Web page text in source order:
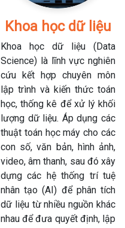
Khoa học dữ liệu
Khoa học dữ liệu (Data
Science) là lĩnh vực nghiên
cứu kết hợp chuyên môn
lập trình và kiến thức toán
học, thống kê để xử lý khối
lượng dữ liệu. Áp dụng các
thuật toán học máy cho các
con số, văn bản, hình ảnh,
video, âm thanh, sau đó xây
dựng các hệ thống trí tuệ
nhân tạo (AI) để phân tích
dữ liệu từ nhiều nguồn khác
nhau để đưa quyết định, lập